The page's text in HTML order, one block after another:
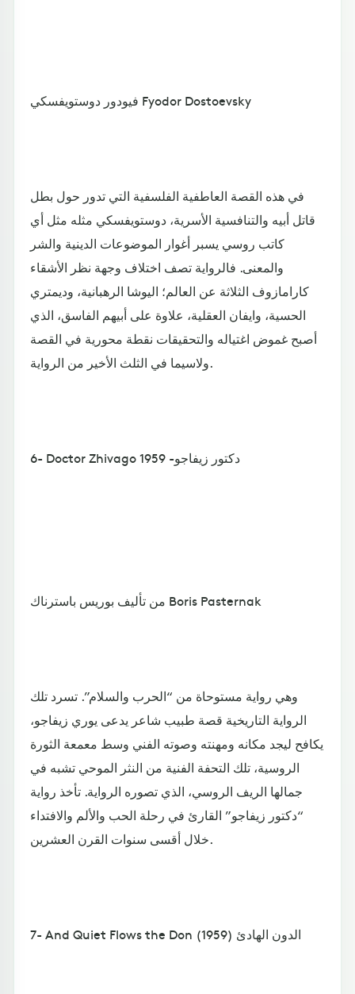
فيودور دوستويفسكي Fyodor Dostoevsky
في هذه القصة العاطفية الفلسفية التي تدور حول بطل
قاتل أبيه والتنافسية الأسرية، دوستويفسكي مثله مثل أي
كاتب روسي يسبر أغوار الموضوعات الدينية والشر
والمعنى. فالرواية تصف اختلاف وجهة نظر الأشقاء
كارامازوف الثلاثة عن العالم؛ اليوشا الرهبانية، وديمتري
الحسية، وايفان العقلية، علاوة على أبيهم الفاسق، الذي
أصبح غموض اغتياله والتحقيقات نقطة محورية في القصة
ولاسيما في الثلث الأخير من الرواية.
6- Doctor Zhivago دكتور زيفاجو- 1959
من تأليف بوريس باسترناك Boris Pasternak
وهي رواية مستوحاة من “الحرب والسلام”. تسرد تلك
الرواية التاريخية قصة طبيب شاعر يدعى يوري زيفاجو،
يكافح ليجد مكانه ومهنته وصوته الفني وسط معمعة الثورة
الروسية، تلك التحفة الفنية من النثر الموحي تشبه في
جمالها الريف الروسي، الذي تصوره الرواية. تأخذ رواية
“دكتور زيفاجو” القارئ في رحلة الحب والألم والافتداء
خلال أقسى سنوات القرن العشرين.
7- And Quiet Flows the Don الدون الهادئ (1959)